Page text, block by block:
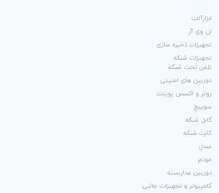
ابزارآلات
ان وی آر
تجهیزات ذخیره سازی
تجهیزات شبکه
تلفن تحت شبکه
دوربین های امنیتی
روتر و اکسس پوینت
سوییچ
کابل شبکه
کارت شبکه
مبدل
مودم
دوربین مداربسته
کامپیوتر و تجهیزات جانبی